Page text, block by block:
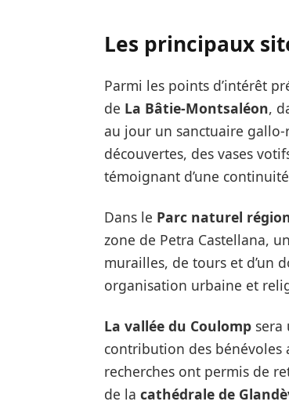
Les principaux
Parmi les points d’intérêt
de La Bâtie-Montsaléon,
au jour un sanctuaire
découvertes, des vases
témoignant d’une
Dans le Parc naturel
zone de Petra Castellana,
murailles, de tours et d’un
organisation urbaine et
La vallée du Coulompsera
contribution des bénévoles
recherches ont permis de
de la cathédrale de